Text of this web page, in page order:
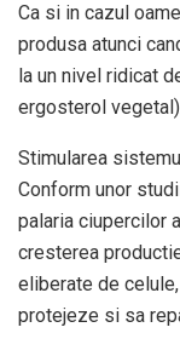
Ca si in cazul
produsa atunci
la un nivel ridicat
ergosterol
Stimularea
Conform unor
palaria ciupercilor
cresterea
eliberate de
protejeze si sa